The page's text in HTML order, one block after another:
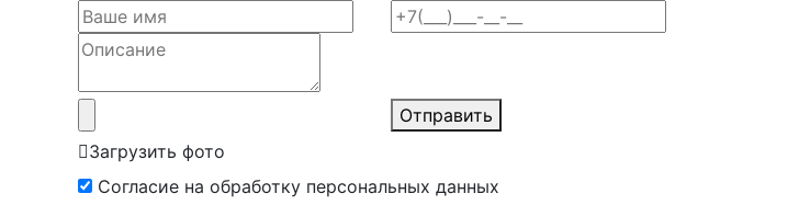
Загрузить фото
Отправить
Согласие на обработку персональных данных